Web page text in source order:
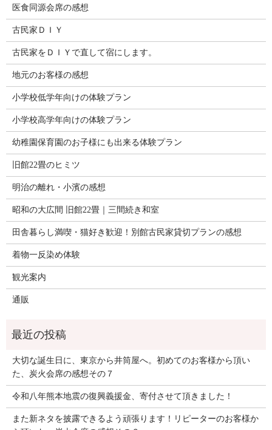
医食同源会席の感想
古民家ＤＩＹ
古民家をＤＩＹで直して宿にします。
地元のお客様の感想
小学校低学年向けの体験プラン
小学校高学年向けの体験プラン
幼稚園保育園のお子様にも出来る体験プラン
旧館22畳のヒミツ
明治の離れ・小濱の感想
昭和の大広間 旧館22畳｜三間続き和室
田舎暮らし満喫・猫好き歓迎！別館古民家貸切プランの感想
着物一反染め体験
観光案内
通販
大切な誕生日に、東京から井筒屋へ。初めてのお客様から頂い
た、炭火会席の感想その７
令和八年熊本地震の復興義援金、寄付させて頂きました！
また新ネタを披露できるよう頑張ります！リピーターのお客様か